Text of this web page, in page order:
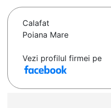
Calafat
Poiana Mare
Vezi profilul firmei pe